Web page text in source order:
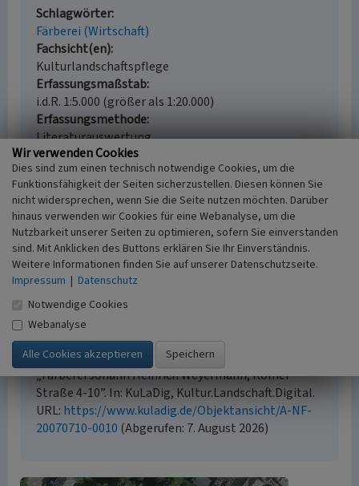
Schlagwörter
Färberei (Wirtschaft)
Fachsicht(en)
Kulturlandschaftspflege
Erfassungsmaßstab
i.d.R. 1:5.000 (größer als 1:20.000)
Erfassungsmethode
Literaturauswertung
Historischer Zeitraum
Beginn vor 1800
Empfohlene Zitierweise
Urheberrechtlicher Hinweis
Der hier präsentierte Inhalt ist urheberrechtlich
geschützt. Die angezeigten Medien unterliegen
möglicherweise zusätzlichen urheberrechtlichen
Bedingungen, die an diesen ausgewiesen sind.
Empfohlene Zitierweise
„Färberei Johann Heinrich Weyermann, Kölner
Straße 4-10”. In: KuLaDig, Kultur.Landschaft.Digital.
URL: https://www.kuladig.de/Objektansicht/A-NF-
20070710-0010 (Abgerufen: 7. August 2026)
Wir verwenden Cookies
Dies sind zum einen technisch notwendige Cookies, um die
Funktionsfähigkeit der Seiten sicherzustellen. Diesen können Sie
nicht widersprechen, wenn Sie die Seite nutzen möchten. Darüber
hinaus verwenden wir Cookies für eine Webanalyse, um die
Nutzbarkeit unserer Seiten zu optimieren, sofern Sie einverstanden
sind. Mit Anklicken des Buttons erklären Sie Ihr Einverständnis.
Weitere Informationen finden Sie auf unserer Datenschutzseite.
Impressum | Datenschutz
Notwendige Cookies
Webanalyse